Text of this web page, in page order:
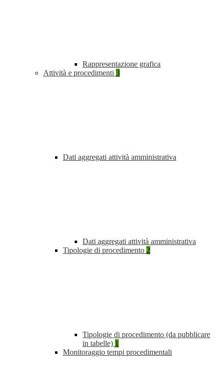
Rappresentazione grafica
Attività e procedimenti 3
Dati aggregati attività amministrativa
Dati aggregati attività amministrativa
Tipologie di procedimento 2
Tipologie di procedimento (da pubblicare
in tabelle) 1
Monitoraggio tempi procedimentali